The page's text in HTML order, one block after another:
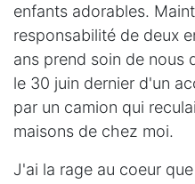
enfants adorables.
responsabilité de deux
ans prend soin de nous
le 30 juin dernier d'un
par un camion qui
maisons de chez moi.
J'ai la rage au coeur